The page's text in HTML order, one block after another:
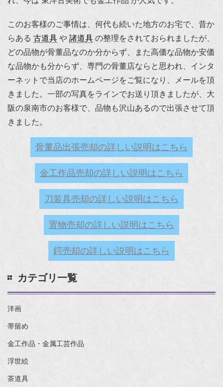
このお客様のご事情は、何代も続いた地方のお宅で、昔か
らある 古道具 や 諸道具 の整理をされておられましたが、
どの品物が骨董品なのか分からず、また高価な品物か安価
な品物かも分からず、専門の骨董店ならと思われ、インタ
ーネットで当店のホームページをご覧になり、メールを頂
きました。一部の写真をラインでお送り頂きましたが、大
阪の泉南市のお客様で、品物も沢山あるので出張させて頂
きました。
骨董品出張売却の詳しい説明はこちら
金工作品売却の詳しい説明はこちら
刀装具売却の詳しい説明はこちら
置物売却の詳しい説明はこちら
鍔売却の詳しい説明はこちら
カテゴリ一覧
洋画
帯留め
金工作品・金属工芸作品
浮世絵
茶道具